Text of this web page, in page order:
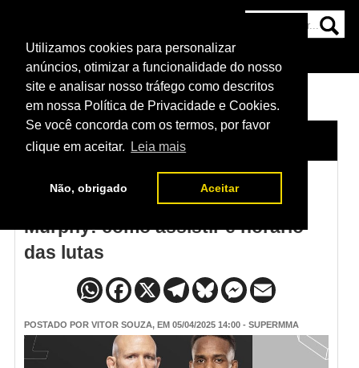
Utilizamos cookies para personalizar
anúncios, otimizar a funcionalidade do nosso
site e analisar nosso tráfego como descritos
em nossa Política de Privacidade e Cookies.
Se você concorda com os termos, por favor
clique em aceitar.
Leia mais
Não, obrigado Aceitar
NOTÍCIAS
HOME NOTÍCIAS
UFC Vegas 105 - Emmett x
Murphy: como assistir e horário
das lutas
POSTADO POR VITOR SOUZA, EM 05/04/2025 14:00 - SUPERMMA